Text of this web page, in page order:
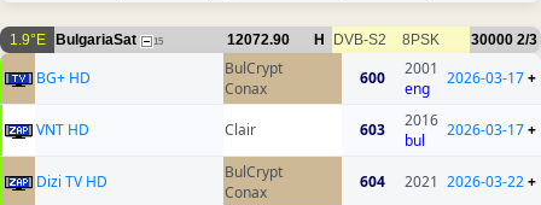
1.9°E BulgariaSat 15 12072.90 H DVB-S2 8PSK 30000 2/3
BG+ HD
BulCrypt
Conax
600
2001
eng
2026-03-17+
VNT HD Clair 603
2016
bul
2026-03-17+
Dizi TV HD
BulCrypt
Conax
604 2021 2026-03-22+